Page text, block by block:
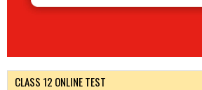
CLASS 12 ONLINE TEST